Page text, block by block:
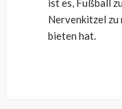
ist es, Fußball
Nervenkitzel zu
bieten hat.